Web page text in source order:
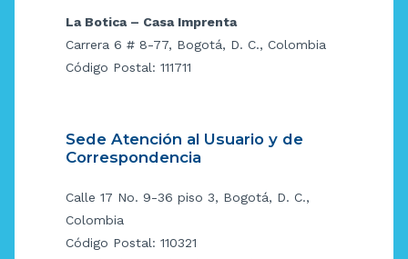
La Botica – Casa Imprenta
Carrera 6 # 8-77, Bogotá, D. C., Colombia
Código Postal: 111711
Sede Atención al Usuario y de
Correspondencia
Calle 17 No. 9-36 piso 3, Bogotá, D. C.,
Colombia
Código Postal: 110321